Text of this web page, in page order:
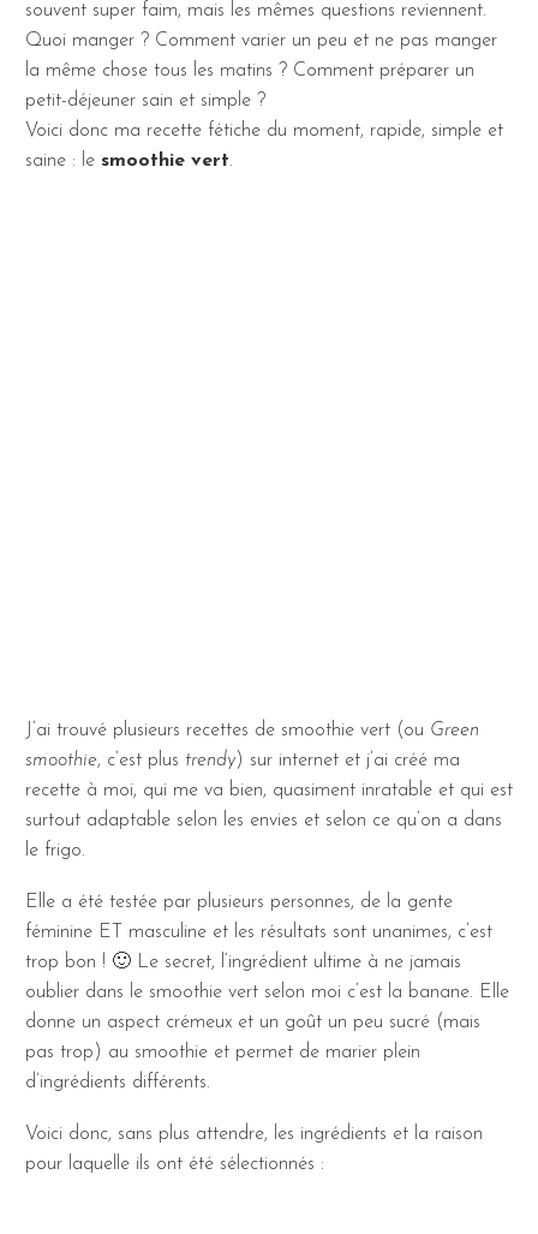
souvent super faim, mais les mêmes questions reviennent.
Quoi manger ? Comment varier un peu et ne pas manger
la même chose tous les matins ? Comment préparer un
petit-déjeuner sain et simple ?
Voici donc ma recette fétiche du moment, rapide, simple et
saine : le smoothie vert.
J’ai trouvé plusieurs recettes de smoothie vert (ou Green
smoothie, c’est plus trendy) sur internet et j’ai créé ma
recette à moi, qui me va bien, quasiment inratable et qui est
surtout adaptable selon les envies et selon ce qu’on a dans
le frigo.
Elle a été testée par plusieurs personnes, de la gente
féminine ET masculine et les résultats sont unanimes, c’est
trop bon ! 🙂 Le secret, l’ingrédient ultime à ne jamais
oublier dans le smoothie vert selon moi c’est la banane. Elle
donne un aspect crémeux et un goût un peu sucré (mais
pas trop) au smoothie et permet de marier plein
d’ingrédients différents.
Voici donc, sans plus attendre, les ingrédients et la raison
pour laquelle ils ont été sélectionnés :